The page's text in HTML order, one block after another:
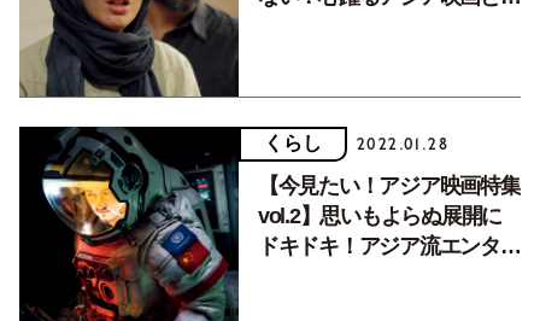
くらし 2022.01.28
【今見たい！アジア映画特集
vol.2】思いもよらぬ展開に
ドキドキ！アジア流エンタテ